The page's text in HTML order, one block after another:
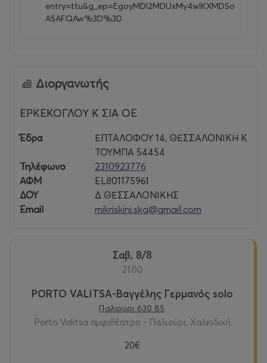
entry=ttu&g_ep=EgoyMDI2MDUxMy4wIKXMDSo
ASAFQAw%3D%3D
Διοργανωτής
ΕΡΚΕΚΟΓΛΟΥ Κ ΣΙΑ ΟΕ
Έδρα
ΕΠΤΑΛΟΦΟΥ 14, ΘΕΣΣΑΛΟΝΙΚΗ Κ
ΤΟΥΜΠΑ 54454
Τηλέφωνο
2310923776
ΑΦΜ
EL801175961
ΔΟΥ
Δ ΘΕΣΣΑΛΟΝΙΚΗΣ
Email
mikriskini.skg@gmail.com
Σαβ, 8/8
21:00
PORTO VALITSA-Βαγγέλης Γερμανός solo
Παλιούρι 630 85
Porto Valitsa αμφιθέατρο - Παλιούρι, Χαλκιδική
20€